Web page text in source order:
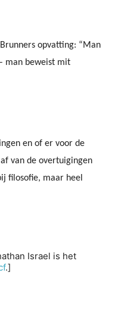
opvatting: “Man
man beweist mit
en of er voor de
van de overtuigingen
filosofie, maar heel
Israel is het
.]